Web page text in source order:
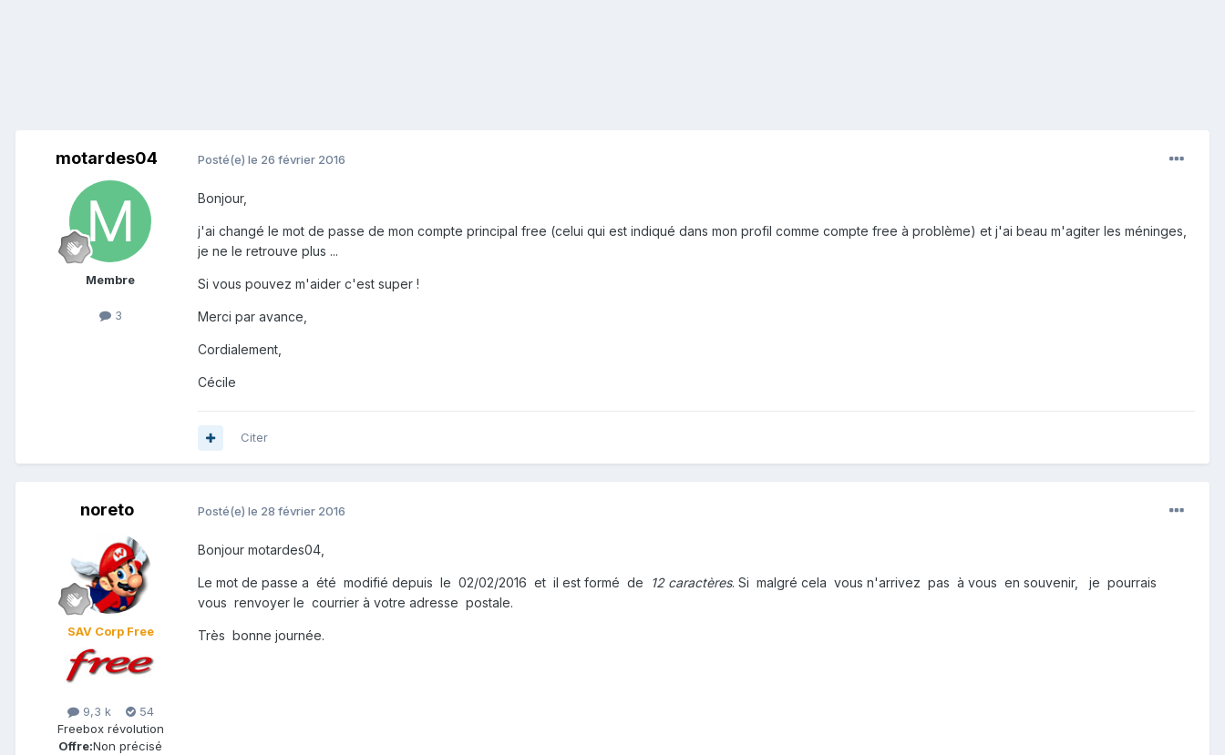
motardes04
Membre
3
Posté(e) le 26 février 2016
Bonjour,
j'ai changé le mot de passe de mon compte principal free (celui qui est indiqué dans mon profil comme compte free à problème) et j'ai beau m'agiter les méninges,
je ne le retrouve plus ...
Si vous pouvez m'aider c'est super !
Merci par avance,
Cordialement,
Cécile
Citer
noreto
SAV Corp Free
9,3 k
54
Freebox révolution
Offre:Non précisé
Posté(e) le 28 février 2016
Bonjour motardes04,
Le mot de passe a été modifié depuis le 02/02/2016 et il est formé de 12 caractères. Si malgré cela vous n'arrivez pas à vous en souvenir, je pourrais
vous renvoyer le courrier à votre adresse postale.
Très bonne journée.